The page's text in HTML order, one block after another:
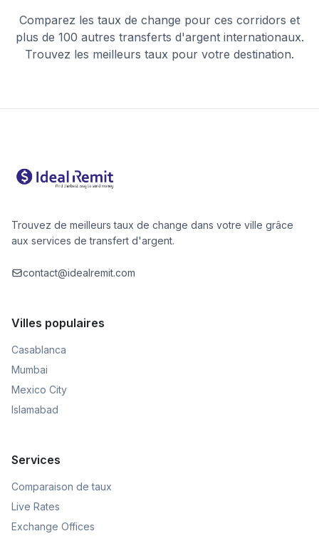
Comparez les taux de change pour ces corridors et
plus de 100 autres transferts d'argent internationaux.
Trouvez les meilleurs taux pour votre destination.
Trouvez de meilleurs taux de change dans votre ville grâce
aux services de transfert d'argent.
contact@idealremit.com
Villes populaires
Casablanca
Mumbai
Mexico City
Islamabad
Services
Comparaison de taux
Live Rates
Exchange Offices